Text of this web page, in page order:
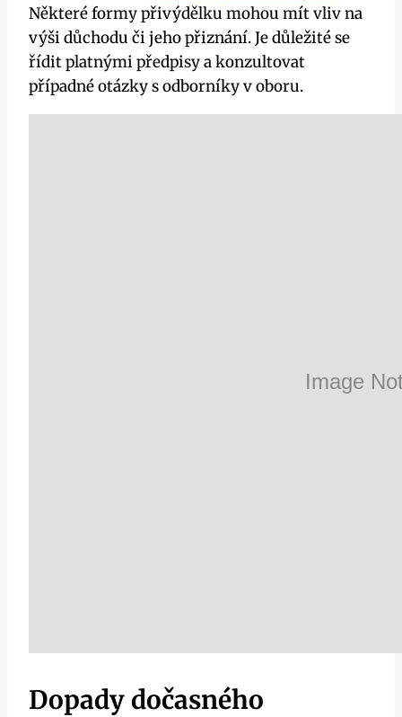
Některé formy přivýdělku mohou mít vliv na
výši důchodu či jeho přiznání. Je důležité se
řídit platnými předpisy a konzultovat
případné otázky s odborníky v oboru.
Dopady dočasného